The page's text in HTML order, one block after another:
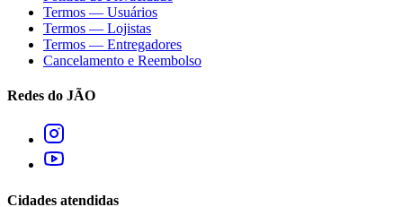
Termos — Usuários
Termos — Lojistas
Termos — Entregadores
Cancelamento e Reembolso
Redes do JÃO
Cidades atendidas